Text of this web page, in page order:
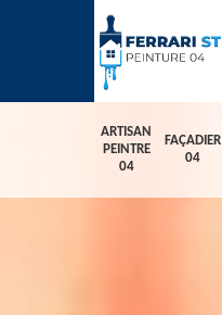
ARTISAN
PEINTRE
04
FAÇADIER
04